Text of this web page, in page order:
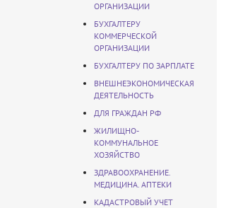
ОРГАНИЗАЦИИ
БУХГАЛТЕРУ
КОММЕРЧЕСКОЙ
ОРГАНИЗАЦИИ
БУХГАЛТЕРУ ПО ЗАРПЛАТЕ
ВНЕШНЕЭКОНОМИЧЕСКАЯ
ДЕЯТЕЛЬНОСТЬ
ДЛЯ ГРАЖДАН РФ
ЖИЛИЩНО-
КОММУНАЛЬНОЕ
ХОЗЯЙСТВО
ЗДРАВООХРАНЕНИЕ.
МЕДИЦИНА. АПТЕКИ
КАДАСТРОВЫЙ УЧЕТ